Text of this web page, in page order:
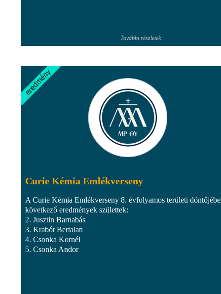
További részletek
Curie Kémia Emlékverseny
A Curie Kémia Emlékverseny 8. évfolyamos területi
következő eredmények születtek:
2. Jusztin Barnabás
3. Krabót Bertalan
4. Csonka Kornél
5. Csonka Andor